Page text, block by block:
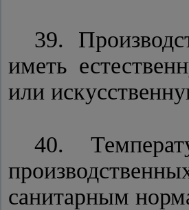
39.
иметь
или
40.
санитарным